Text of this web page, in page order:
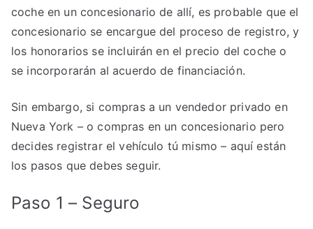
coche en un concesionario de allí, es probable que el
concesionario se encargue del proceso de registro, y
los honorarios se incluirán en el precio del coche o
se incorporarán al acuerdo de financiación.
Sin embargo, si compras a un vendedor privado en
Nueva York – o compras en un concesionario pero
decides registrar el vehículo tú mismo – aquí están
los pasos que debes seguir.
Paso 1 – Seguro